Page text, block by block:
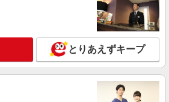
住STAFF＞してあげる介護から、一緒
介護へ
1450円〜2062円 ＜日払い有/週払い有/交
支給(ガソリン代含む)＞
とりあえずキープ